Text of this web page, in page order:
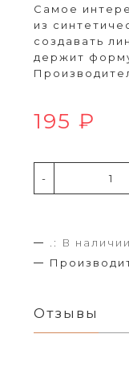
Самое
из
создавать
держит
195 ₽
-
.:
В наличии
Отзывы